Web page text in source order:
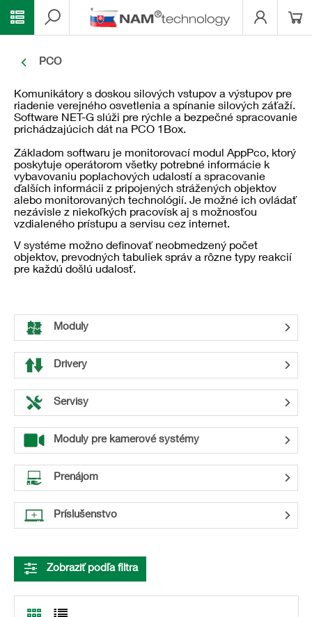
PCO
Komunikátory s doskou silových vstupov a výstupov pre
riadenie verejného osvetlenia a spínanie silových záťaží.
Software NET-G slúži pre rýchle a bezpečné spracovanie
prichádzajúcich dát na PCO 1Box.
Základom softwaru je monitorovací modul AppPco, ktorý
poskytuje operátorom všetky potrebné informácie k
vybavovaniu poplachových udalostí a spracovanie
ďalších informácii z pripojených strážených objektov
alebo monitorovaných technológií. Je možné ich ovládať
nezávisle z niekoľkých pracovísk aj s možnosťou
vzdialeného prístupu a servisu cez internet.
V systéme možno definovať neobmedzený počet
objektov, prevodných tabuliek správ a rôzne typy reakcií
pre každú došlú udalosť.
Moduly
Drivery
Servisy
Moduly pre kamerové systémy
Prenájom
Príslušenstvo
Zobraziť podľa filtra